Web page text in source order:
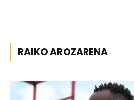
RAIKO AROZARENA